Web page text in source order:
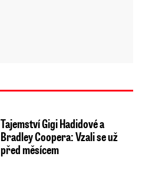
Tajemství Gigi Hadidové a
Bradley Coopera: Vzali se už
před měsícem